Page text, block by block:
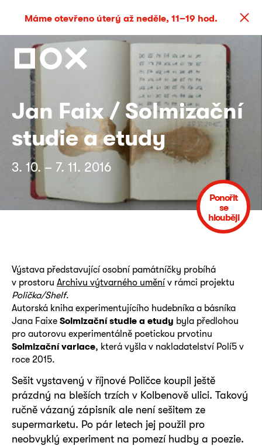
Máme otevřeno úterý až neděle, 11–19 hod.
Jan Faix / Solmizační
studie a etudy
3. 10. – 7. 11. 2016
Ponořit
se
hlouběji
Výstava představující osobní památníčky probíhá
v prostoru Archivu výtvarného umění v rámci projektu
Polička/Shelf.
Autorská kniha experimentujícího hudebníka a básníka
Jana Faixe Solmizační studie a etudy byla předlohou
pro autorovu experimentálně poetickou prvotinu
Solmizační variace, která vyšla v nakladatelství Polí5 v
roce 2015.
Sešit vystavený v říjnové Poličce koupil ještě
prázdný na bleších trzích v Kolbenově ulici. Takový
ručně vázaný zápisník ale není sešitem ze
supermarketu. Po pár letech jej použil pro
neobvyklý experiment na pomezí hudby a poezie.